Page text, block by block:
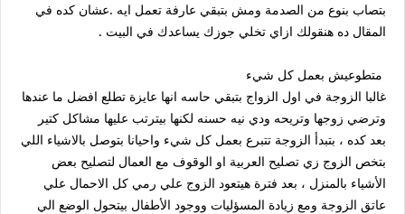
بتصاب بنوع من الصدمة ومش بتبقي عارفة تعمل ايه .عشان كده في
المقال ده هنقولك ازاي تخلي جوزك يساعدك في البيت .
متطوعيش بعمل كل شيء
غالبا الزوجة في اول الزواج بتبقي حاسه انها عايزة تطلع افضل ما عندها
وترضي زوجها وتريحه ودي نيه حسنه لكنها بيترتب عليها مشاكل كتير
بعد كده ، بتبدأ الزوجة تتبرع بعمل كل شيء واحيانا بتوصل بالاشياء اللي
بتخص الزوج زي تصليح العربية او الوقوف مع العمال لتصليح بعض
الأشياء بالمنزل ، بعد فترة هيتعود الزوج علي رمي كل الاحمال علي
عاتق الزوجة ومع زيادة المسؤليات ووجود الأطفال بيتحول الوضع الي